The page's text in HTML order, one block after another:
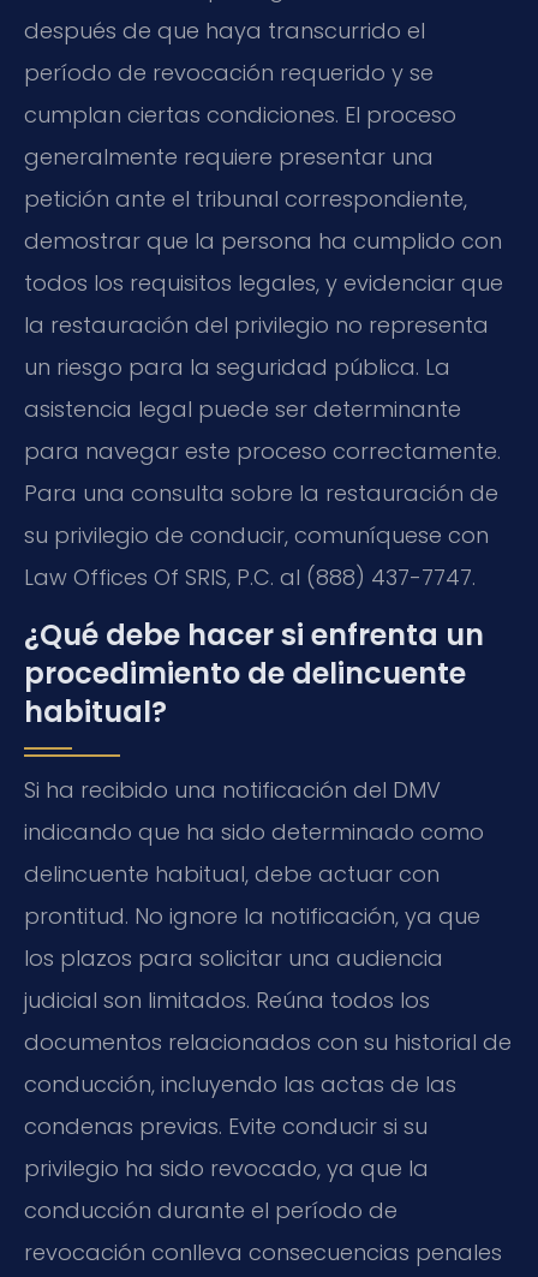
después de que haya transcurrido el
período de revocación requerido y se
cumplan ciertas condiciones. El proceso
generalmente requiere presentar una
petición ante el tribunal correspondiente,
demostrar que la persona ha cumplido con
todos los requisitos legales, y evidenciar que
la restauración del privilegio no representa
un riesgo para la seguridad pública. La
asistencia legal puede ser determinante
para navegar este proceso correctamente.
Para una consulta sobre la restauración de
su privilegio de conducir, comuníquese con
Law Offices Of SRIS, P.C. al (888) 437-7747.
¿Qué debe hacer si enfrenta un
procedimiento de delincuente
habitual?
Si ha recibido una notificación del DMV
indicando que ha sido determinado como
delincuente habitual, debe actuar con
prontitud. No ignore la notificación, ya que
los plazos para solicitar una audiencia
judicial son limitados. Reúna todos los
documentos relacionados con su historial de
conducción, incluyendo las actas de las
condenas previas. Evite conducir si su
privilegio ha sido revocado, ya que la
conducción durante el período de
revocación conlleva consecuencias penales